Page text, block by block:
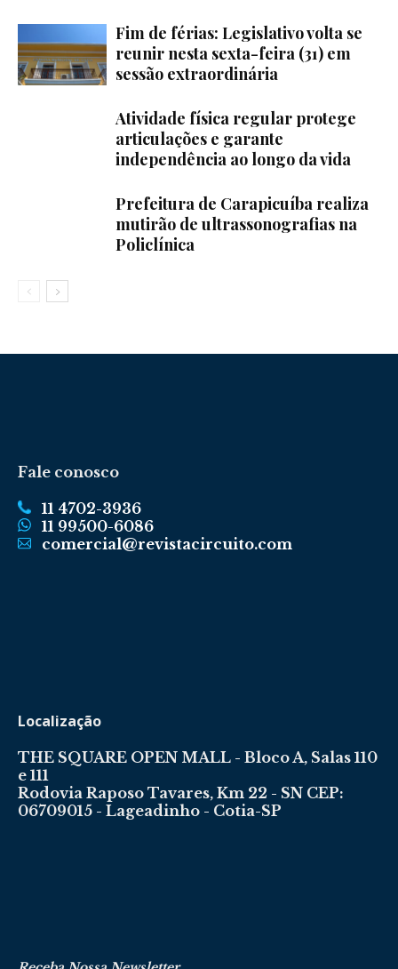
Fim de férias: Legislativo volta se
reunir nesta sexta-feira (31) em
sessão extraordinária
Atividade física regular protege
articulações e garante
independência ao longo da vida
Prefeitura de Carapicuíba realiza
mutirão de ultrassonografias na
Policlínica
Fale conosco
11 4702-3936
11 99500-6086
comercial@revistacircuito.com
Localização
THE SQUARE OPEN MALL - Bloco A, Salas 110
e 111
Rodovia Raposo Tavares, Km 22 - SN CEP:
06709015 - Lageadinho - Cotia-SP